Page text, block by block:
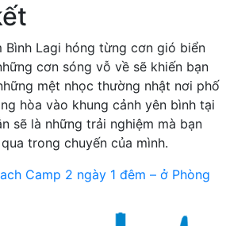
Bình Lagi hóng từng cơn gió biển
cơn sóng vỗ về sẽ khiến bạn
mệt nhọc thường nhật nơi phố
hòa vào khung cảnh yên bình tại
sẽ là những trải nghiệm mà bạn
trong chuyến của mình.
Camp 2 ngày 1 đêm – ở Phòng